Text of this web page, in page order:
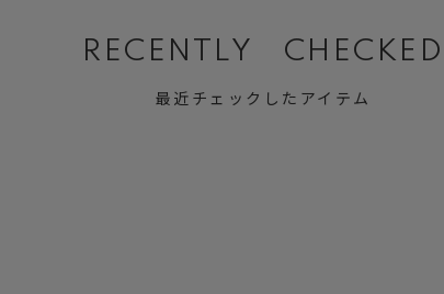
RECENTLY CHECKED
最近チェックしたアイテム